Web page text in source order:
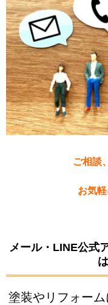
ご相談
お気
メール・LINE公式
塗装やリフォー